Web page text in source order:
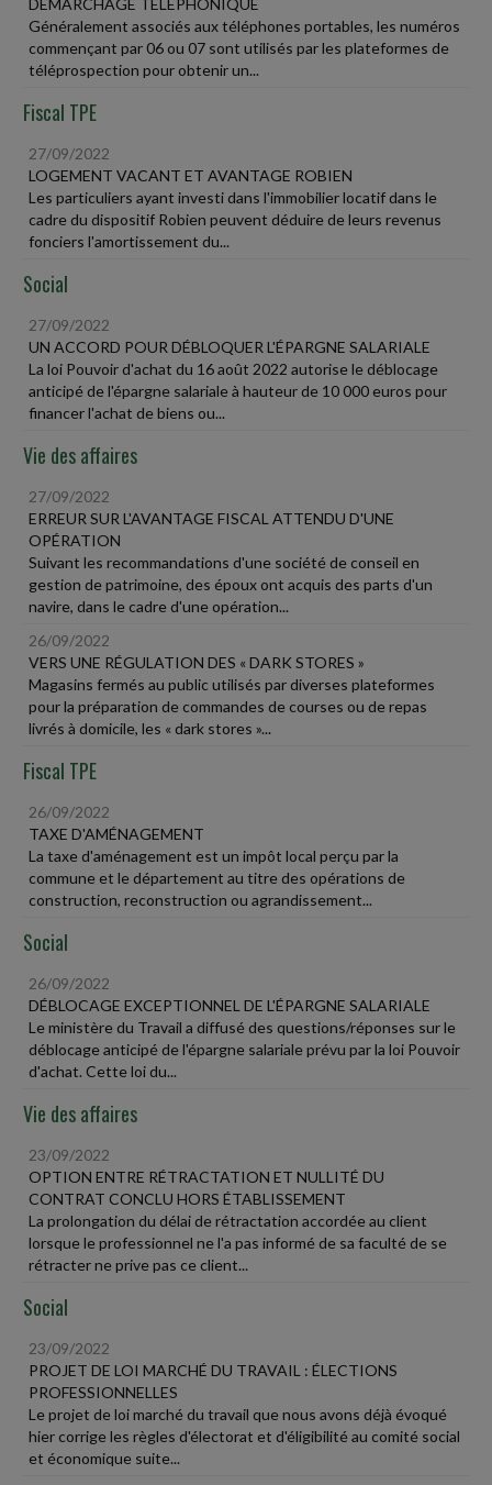
DÉMARCHAGE TÉLÉPHONIQUE
Généralement associés aux téléphones portables, les numéros
commençant par 06 ou 07 sont utilisés par les plateformes de
téléprospection pour obtenir un...
Fiscal TPE
27/09/2022
LOGEMENT VACANT ET AVANTAGE ROBIEN
Les particuliers ayant investi dans l'immobilier locatif dans le
cadre du dispositif Robien peuvent déduire de leurs revenus
fonciers l'amortissement du...
Social
27/09/2022
UN ACCORD POUR DÉBLOQUER L'ÉPARGNE SALARIALE
La loi Pouvoir d'achat du 16 août 2022 autorise le déblocage
anticipé de l'épargne salariale à hauteur de 10 000 euros pour
financer l'achat de biens ou...
Vie des affaires
27/09/2022
ERREUR SUR L'AVANTAGE FISCAL ATTENDU D'UNE
OPÉRATION
Suivant les recommandations d'une société de conseil en
gestion de patrimoine, des époux ont acquis des parts d'un
navire, dans le cadre d'une opération...
26/09/2022
VERS UNE RÉGULATION DES « DARK STORES »
Magasins fermés au public utilisés par diverses plateformes
pour la préparation de commandes de courses ou de repas
livrés à domicile, les « dark stores »...
Fiscal TPE
26/09/2022
TAXE D'AMÉNAGEMENT
La taxe d'aménagement est un impôt local perçu par la
commune et le département au titre des opérations de
construction, reconstruction ou agrandissement...
Social
26/09/2022
DÉBLOCAGE EXCEPTIONNEL DE L'ÉPARGNE SALARIALE
Le ministère du Travail a diffusé des questions/réponses sur le
déblocage anticipé de l'épargne salariale prévu par la loi Pouvoir
d'achat. Cette loi du...
Vie des affaires
23/09/2022
OPTION ENTRE RÉTRACTATION ET NULLITÉ DU
CONTRAT CONCLU HORS ÉTABLISSEMENT
La prolongation du délai de rétractation accordée au client
lorsque le professionnel ne l'a pas informé de sa faculté de se
rétracter ne prive pas ce client...
Social
23/09/2022
PROJET DE LOI MARCHÉ DU TRAVAIL : ÉLECTIONS
PROFESSIONNELLES
Le projet de loi marché du travail que nous avons déjà évoqué
hier corrige les règles d'électorat et d'éligibilité au comité social
et économique suite...